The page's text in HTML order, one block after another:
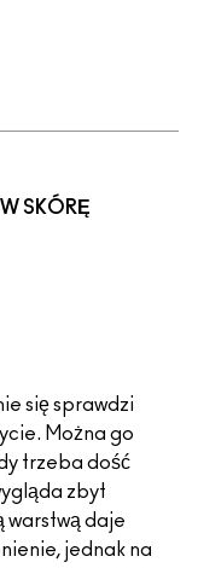
SKÓRĘ
się sprawdzi
Można go
trzeba dość
zbyt
warstwą daje
jednak na